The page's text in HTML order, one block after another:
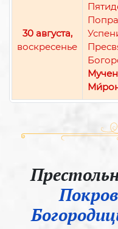
30 августа,
воскресенье